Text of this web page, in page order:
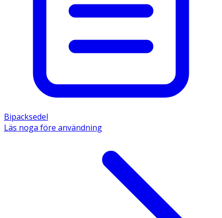
Bipacksedel
Läs noga före användning